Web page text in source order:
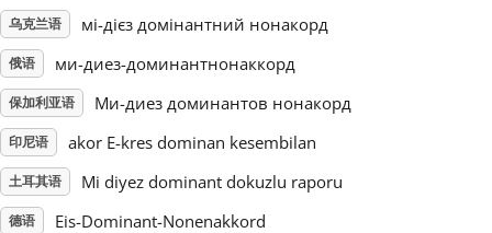
Русский
Svenska
乌克兰语 мі-дієз домінантний нонакорд
俄语 ми-диез-доминантнонаккорд
保加利亚语 Ми-диез доминантов нонакорд
印尼语 akor E-kres dominan kesembilan
土耳其语 Mi diyez dominant dokuzlu raporu
德语 Eis-Dominant-Nonenakkord